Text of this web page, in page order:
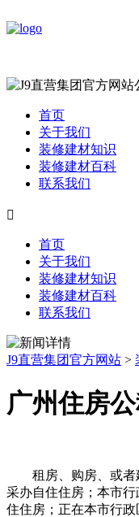
首页
关于我们
装修建材知识
装修建材百科
联系我们

首页
关于我们
装修建材知识
装修建材百科
联系我们
J9直营集团官方网站 >
广州住房
租房、购房、或者建
采办自住住房；本市
住住房；正在本市行